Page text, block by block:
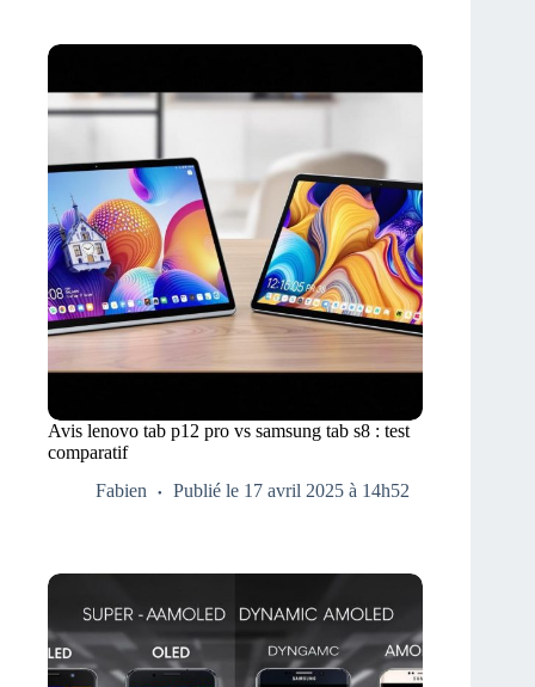
Avis lenovo tab p12 pro vs samsung tab s8 : test
comparatif
Fabien
Publié le 17 avril 2025 à 14h52